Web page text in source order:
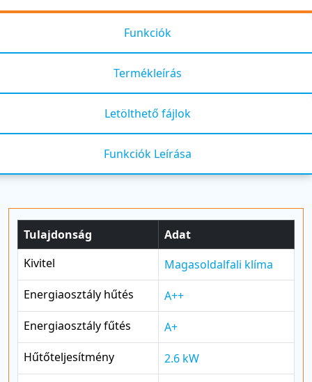
Funkciók
Termékleírás
Letölthető fájlok
Funkciók Leírása
Tulajdonság
Adat
Kivitel
Magasoldalfali klíma
Energiaosztály hűtés
A++
Energiaosztály fűtés
A+
Hűtőteljesítmény
2.6 kW